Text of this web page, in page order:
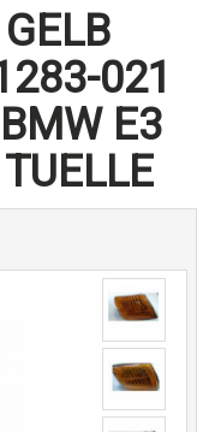
021
E3